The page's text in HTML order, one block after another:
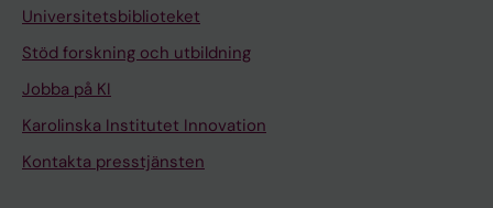
Universitetsbiblioteket
Stöd forskning och utbildning
Jobba på KI
Karolinska Institutet Innovation
Kontakta presstjänsten